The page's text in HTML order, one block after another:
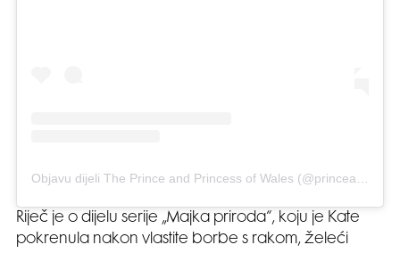
Objavu dijeli The Prince and Princess of Wales (@princeandprincessofwales)
Riječ je o dijelu serije „Majka priroda“, koju je Kate
pokrenula nakon vlastite borbe s rakom, želeći